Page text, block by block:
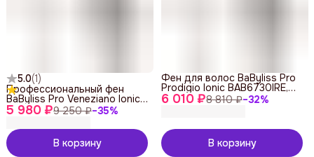
5.0(1)
5 980 ₽9 250 ₽−35%
Профессиональный фен
BaByliss Pro Veneziano Ionic
BAB6610INRE
В корзину
6 010 ₽8 810 ₽−32%
Фен для волос BaByliss Pro
Prodigio Ionic BAB6730IRE,
профессиональный
В корзину